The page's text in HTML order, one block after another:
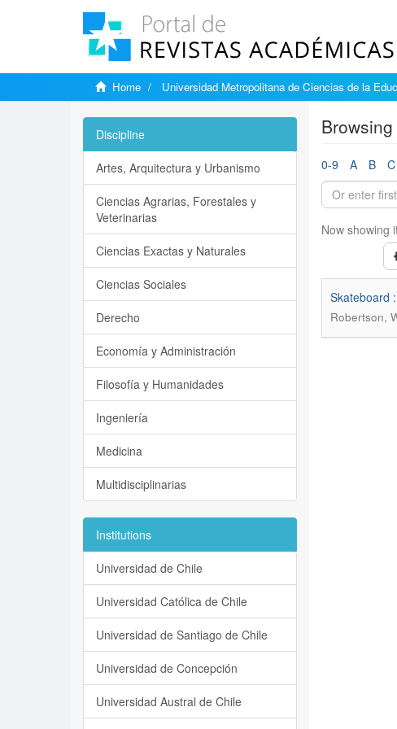
Home Universidad Metropolitana de Ciencias de la
0-9 A B C
Now showing
Skateboard
Robertson,
Discipline
Artes, Arquitectura y Urbanismo
Ciencias Agrarias, Forestales y
Veterinarias
Ciencias Exactas y Naturales
Ciencias Sociales
Derecho
Economía y Administración
Filosofía y Humanidades
Ingeniería
Medicina
Multidisciplinarias
Institutions
Universidad de Chile
Universidad Católica de Chile
Universidad de Santiago de Chile
Universidad de Concepción
Universidad Austral de Chile